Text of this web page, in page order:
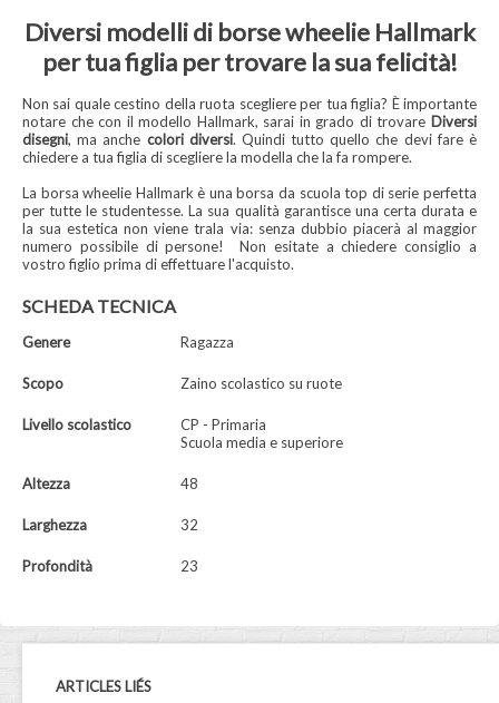
Diversi modelli di borse wheelie Hallmark
per tua figlia per trovare la sua felicità!
Non sai quale cestino della ruota scegliere per tua figlia? È importante
notare che con il modello Hallmark, sarai in grado di trovare Diversi
disegni, ma anche colori diversi. Quindi tutto quello che devi fare è
chiedere a tua figlia di scegliere la modella che la fa rompere.
La borsa wheelie Hallmark è una borsa da scuola top di serie perfetta
per tutte le studentesse. La sua qualità garantisce una certa durata e
la sua estetica non viene trala via: senza dubbio piacerà al maggior
numero possibile di persone!
Non esitate a chiedere consiglio a
vostro figlio prima di effettuare l'acquisto.
SCHEDA TECNICA
Genere Ragazza
Scopo Zaino scolastico su ruote
Livello scolastico
CP - Primaria
Scuola media e superiore
Altezza 48
Larghezza 32
Profondità 23
ARTICLES LIÉS